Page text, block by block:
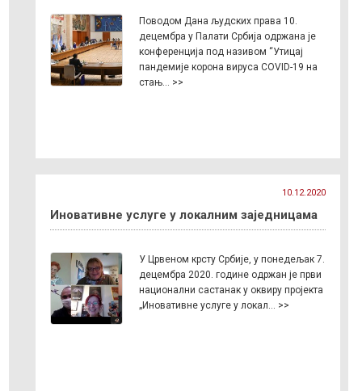
Поводом Дана људских права 10.
децембра у Палати Србија одржана је
конференција под називом “Утицај
пандемије корона вируса COVID-19 на
стањ… >>
10.12.2020
Иновативне услуге у локалним заједницама
У Црвеном крсту Србије, у понедељак 7.
децембра 2020. године одржан је први
национални састанак у оквиру пројекта
„Иновативне услуге у локал… >>